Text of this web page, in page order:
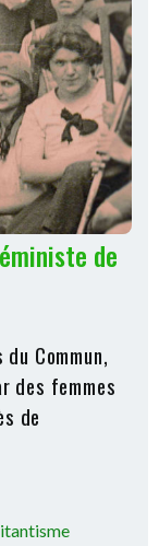
de
Commun,
des femmes
de